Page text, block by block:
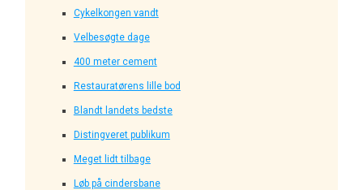
Cykelkongen vandt
Velbesøgte dage
400 meter cement
Restauratørens lille bod
Blandt landets bedste
Distingveret publikum
Meget lidt tilbage
Løb på cindersbane